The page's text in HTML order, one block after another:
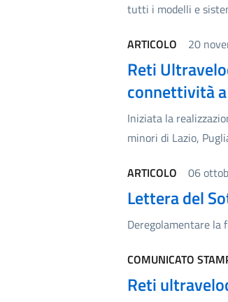
tutti i modelli e
ARTICOLO 20
Reti
connettività
Iniziata la
minori di Lazio,
ARTICOLO 06
Lettera del
Deregolamentare la
COMUNICATO
Reti